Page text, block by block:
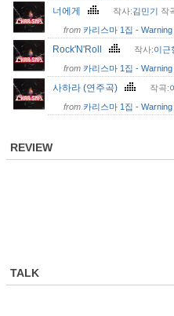
너에게 작사:김민기 작
from 카리스마 1집 -
Rock'N'Roll 작사:이근
from 카리스마 1집 -
사하라 (연주곡) 작곡:
from 카리스마 1집 -
REVIEW
TALK